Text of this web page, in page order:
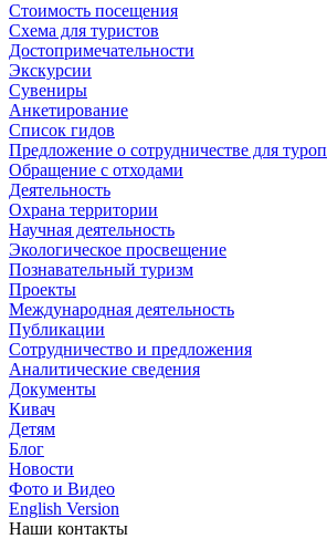
Стоимость посещения
Схема для туристов
Достопримечательности
Экскурсии
Сувениры
Анкетирование
Список гидов
Предложение о сотрудничестве для
Обращение с отходами
Деятельность
Охрана территории
Научная деятельность
Экологическое просвещение
Познавательный туризм
Проекты
Международная деятельность
Публикации
Сотрудничество и предложения
Аналитические сведения
Документы
Кивач
Детям
Блог
Новости
Фото и Видео
English Version
Наши контакты